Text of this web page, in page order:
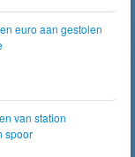
euro aan gestolen
van station
spoor